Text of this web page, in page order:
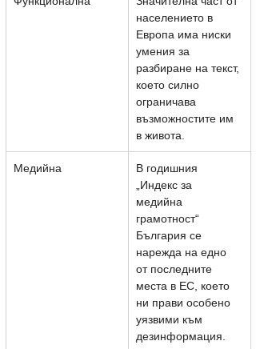
населението в
Европа има ниски
умения за
разбиране на текст,
което силно
ограничава
възможностите им
в живота.
Медийна
В годишния
„Индекс за
медийна
грамотност“
България се
нарежда на едно
от последните
места в ЕС, което
ни прави особено
уязвими към
дезинформация.